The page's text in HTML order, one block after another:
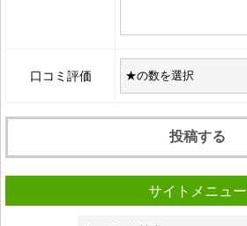
口コミ評価
サイトメニュー